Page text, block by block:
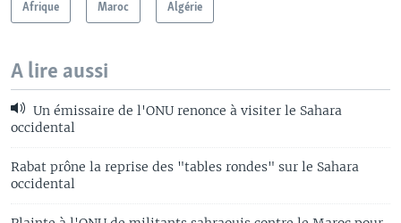
Afrique Maroc Algérie
A lire aussi
Un émissaire de l'ONU renonce à visiter le Sahara
occidental
Rabat prône la reprise des "tables rondes" sur le Sahara
occidental